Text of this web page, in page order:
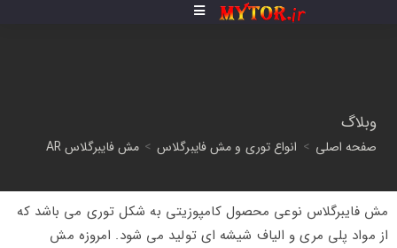
وبلاگ
صفحه اصلی > انواع توری و مش فایبرگلاس > مش فایبرگلاس AR
مش فایبرگلاس نوعی محصول کامپوزیتی به شکل توری می باشد که
از مواد پلی مری و الیاف شیشه ای تولید می شود. امروزه مش